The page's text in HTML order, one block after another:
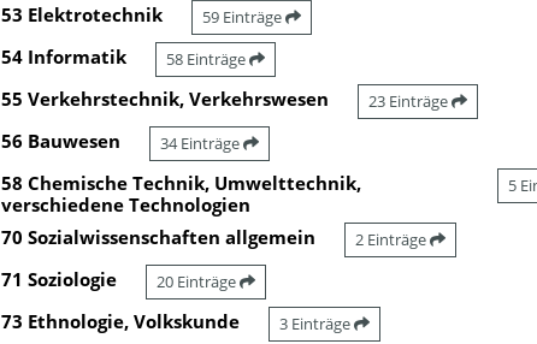
53 Elektrotechnik 59 Einträge
54 Informatik 58 Einträge
55 Verkehrstechnik, Verkehrswesen 23 Einträge
56 Bauwesen 34 Einträge
58 Chemische Technik, Umwelttechnik,
verschiedene Technologien
5
70 Sozialwissenschaften allgemein 2 Einträge
71 Soziologie 20 Einträge
73 Ethnologie, Volkskunde 3 Einträge